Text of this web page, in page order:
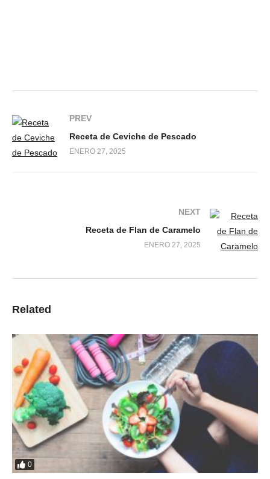
PREV
Receta de Ceviche de Pescado
ENERO 27, 2025
NEXT
Receta de Flan de Caramelo
ENERO 27, 2025
Related
0